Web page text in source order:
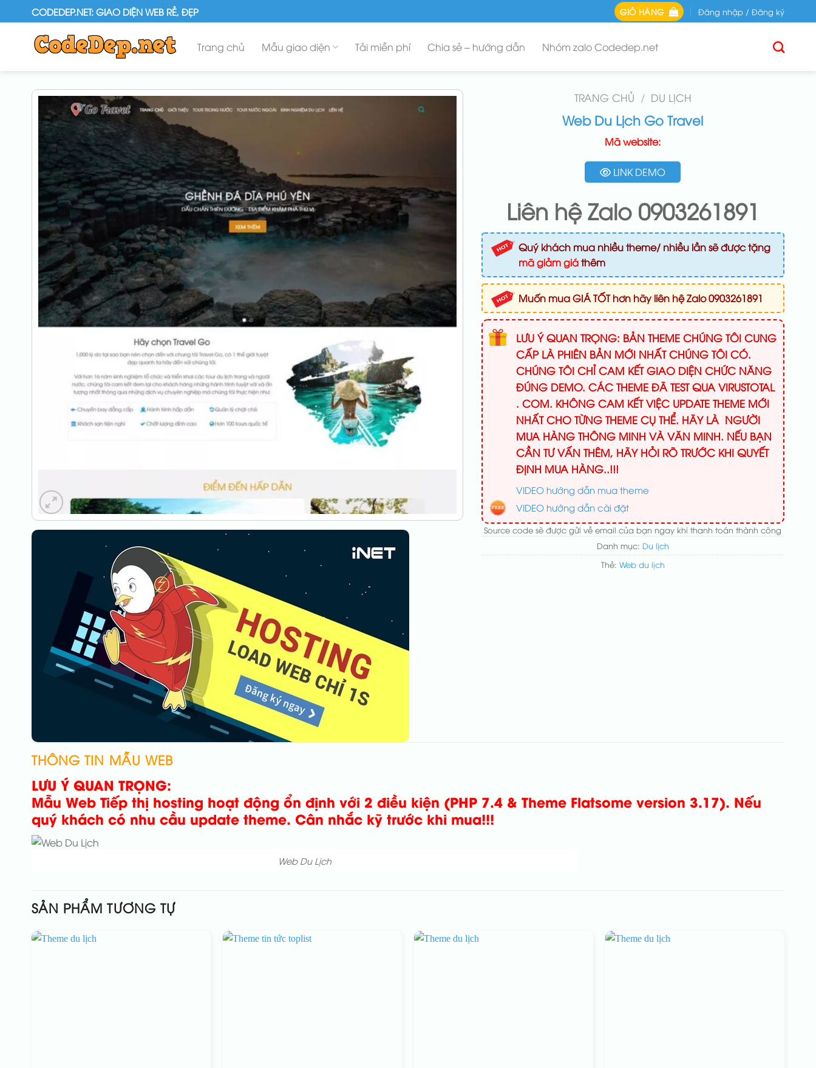
to
content
CODEDEP.NET: GIAO DIỆN WEB RẺ, ĐẸP GIỎ HÀNG Đăng nhập / Đăng ký
Trang chủ Mẫu giao diện Tải miễn phí Chia sẻ – hướng dẫn Nhóm zalo Codedep.net
TRANG CHỦ / DU LỊCH
Web Du Lịch Go Travel
Mã website:
LINK DEMO
Liên hệ Zalo 0903261891
Quý khách mua nhiều theme/ nhiều lần sẽ được tặng
mã giảm giáthêm
Muốn mua GIÁ TỐT hơn hãy liên hệ Zalo 0903261891
LƯU Ý QUAN TRỌNG: BẢN THEME CHÚNG TÔI CUNG
CẤP LÀ PHIÊN BẢN MỚI NHẤT CHÚNG TÔI CÓ.
CHÚNG TÔI CHỈ CAM KẾT GIAO DIỆN CHỨC NĂNG
ĐÚNG DEMO. CÁC THEME ĐÃ TEST QUA VIRUSTOTAL
. COM. KHÔNG CAM KẾT VIỆC UPDATE THEME MỚI
NHẤT CHO TỪNG THEME CỤ THỂ. HÃY LÀ NGƯỜI
MUA HÀNG THÔNG MINH VÀ VĂN MINH. NẾU BẠN
CẦN TƯ VẤN THÊM, HÃY HỎI RÕ TRƯỚC KHI QUYẾT
ĐỊNH MUA HÀNG..!!!
VIDEO hướng dẫn mua theme
VIDEO hướng dẫn cài đặt
Source code sẽ được gửi về email của bạn ngay khi thanh toán thành công
Danh mục: Du lịch
Thẻ: Web du lịch
THÔNG TIN MẪU WEB
LƯU Ý QUAN TRỌNG:
Mẫu Web Tiếp thị hosting hoạt động ổn định với 2 điều kiện (PHP 7.4 & Theme Flatsome version 3.17). Nếu
quý khách có nhu cầu update theme. Cân nhắc kỹ trước khi mua!!!
Web Du Lịch
SẢN PHẨM TƯƠNG TỰ